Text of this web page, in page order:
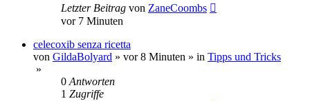
Letzter Beitrag von ZaneCoombs
vor 7 Minuten
celecoxib senza ricetta
von GildaBolyard » vor 8 Minuten » in Tipps und Tricks
»
0 Antworten
1 Zugriffe